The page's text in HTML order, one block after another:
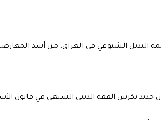
البديل الشيوعي في العراق، من أشد
يكرس الفقه الديني الشيعي في قانون